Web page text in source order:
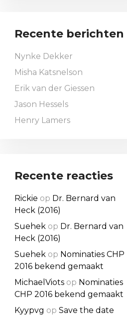
Recente berichten
Nynke Dekker
Misha Katsnelson
Erik van der Giessen
Jason Hessels
Henry Lamers
Recente reacties
Rickie op Dr. Bernard van
Heck (2016)
Suehekop Dr. Bernard van
Heck (2016)
Suehekop Nominaties CHP
2016 bekend gemaakt
MichaelViotsop Nominaties
CHP 2016 bekend gemaakt
Kyypvg op Save the date